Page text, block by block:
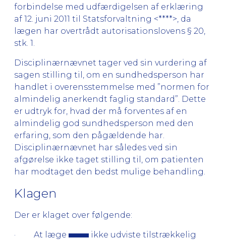
forbindelse med udfærdigelsen af erklæring
af 12. juni 2011 til Statsforvaltning <****>, da
lægen har overtrådt autorisationslovens § 20,
stk. 1.
Disciplinærnævnet tager ved sin vurdering af
sagen stilling til, om en sundhedsperson har
handlet i overensstemmelse med ”normen for
almindelig anerkendt faglig standard”. Dette
er udtryk for, hvad der må forventes af en
almindelig god sundhedsperson med den
erfaring, som den pågældende har.
Disciplinærnævnet har således ved sin
afgørelse ikke taget stilling til, om patienten
har modtaget den bedst mulige behandling.
Klagen
Der er klaget over følgende:
· At læge
ikke udviste tilstrækkelig